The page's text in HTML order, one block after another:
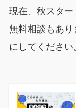
現在、秋スター
無料相談もあ
にしてください